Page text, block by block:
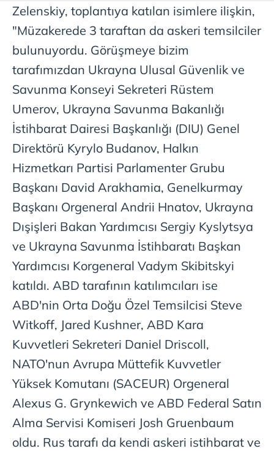
Zelenskiy, toplantıya katılan isimlere ilişkin,
"Müzakerede 3 taraftan da askeri temsilciler
bulunuyordu. Görüşmeye bizim
tarafımızdan Ukrayna Ulusal Güvenlik ve
Savunma Konseyi Sekreteri Rüstem
Umerov, Ukrayna Savunma Bakanlığı
İstihbarat Dairesi Başkanlığı (DIU) Genel
Direktörü Kyrylo Budanov, Halkın
Hizmetkarı Partisi Parlamenter Grubu
Başkanı David Arakhamia, Genelkurmay
Başkanı Orgeneral Andrii Hnatov, Ukrayna
Dışişleri Bakan Yardımcısı Sergiy Kyslytsya
ve Ukrayna Savunma İstihbaratı Başkan
Yardımcısı Korgeneral Vadym Skibitskyi
katıldı. ABD tarafının katılımcıları ise
ABD'nin Orta Doğu Özel Temsilcisi Steve
Witkoff, Jared Kushner, ABD Kara
Kuvvetleri Sekreteri Daniel Driscoll,
NATO'nun Avrupa Müttefik Kuvvetler
Yüksek Komutanı (SACEUR) Orgeneral
Alexus G. Grynkewich ve ABD Federal Satın
Alma Servisi Komiseri Josh Gruenbaum
oldu. Rus tarafı da kendi askeri istihbarat ve